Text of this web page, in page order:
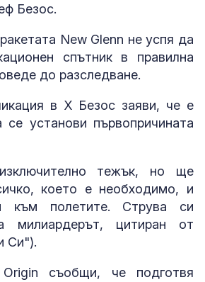
Безос.
New Glenn не успя да
спътник в правилна
до разследване.
в X Безос заяви, че е
установи първопричината
тежък, но ще
което е необходимо, и
полетите. Струва си
милиардерът, цитиран от
Си").
съобщи, че подготвя